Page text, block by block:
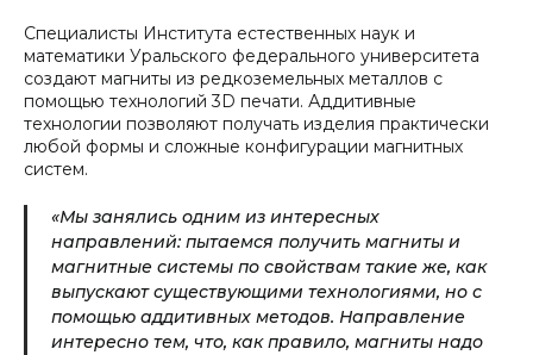
Специалисты Института естественных наук и
математики Уральского федерального университета
создают магниты из редкоземельных металлов с
помощью технологий 3D печати. Аддитивные
технологии позволяют получать изделия практически
любой формы и сложные конфигурации магнитных
систем.
«Мы занялись одним из интересных
направлений: пытаемся получить магниты и
магнитные системы по свойствам такие же, как
выпускают существующими технологиями, но с
помощью аддитивных методов. Направление
интересно тем, что, как правило, магниты надо